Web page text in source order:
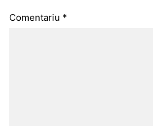
Comentariu *